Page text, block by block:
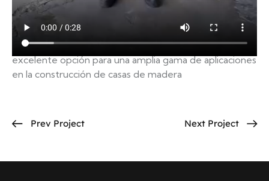
El pino argentino rústico secado al horno es una
excelente opción para una amplia gama de aplicaciones
en la construcción de casas de madera
Prev Project Next Project